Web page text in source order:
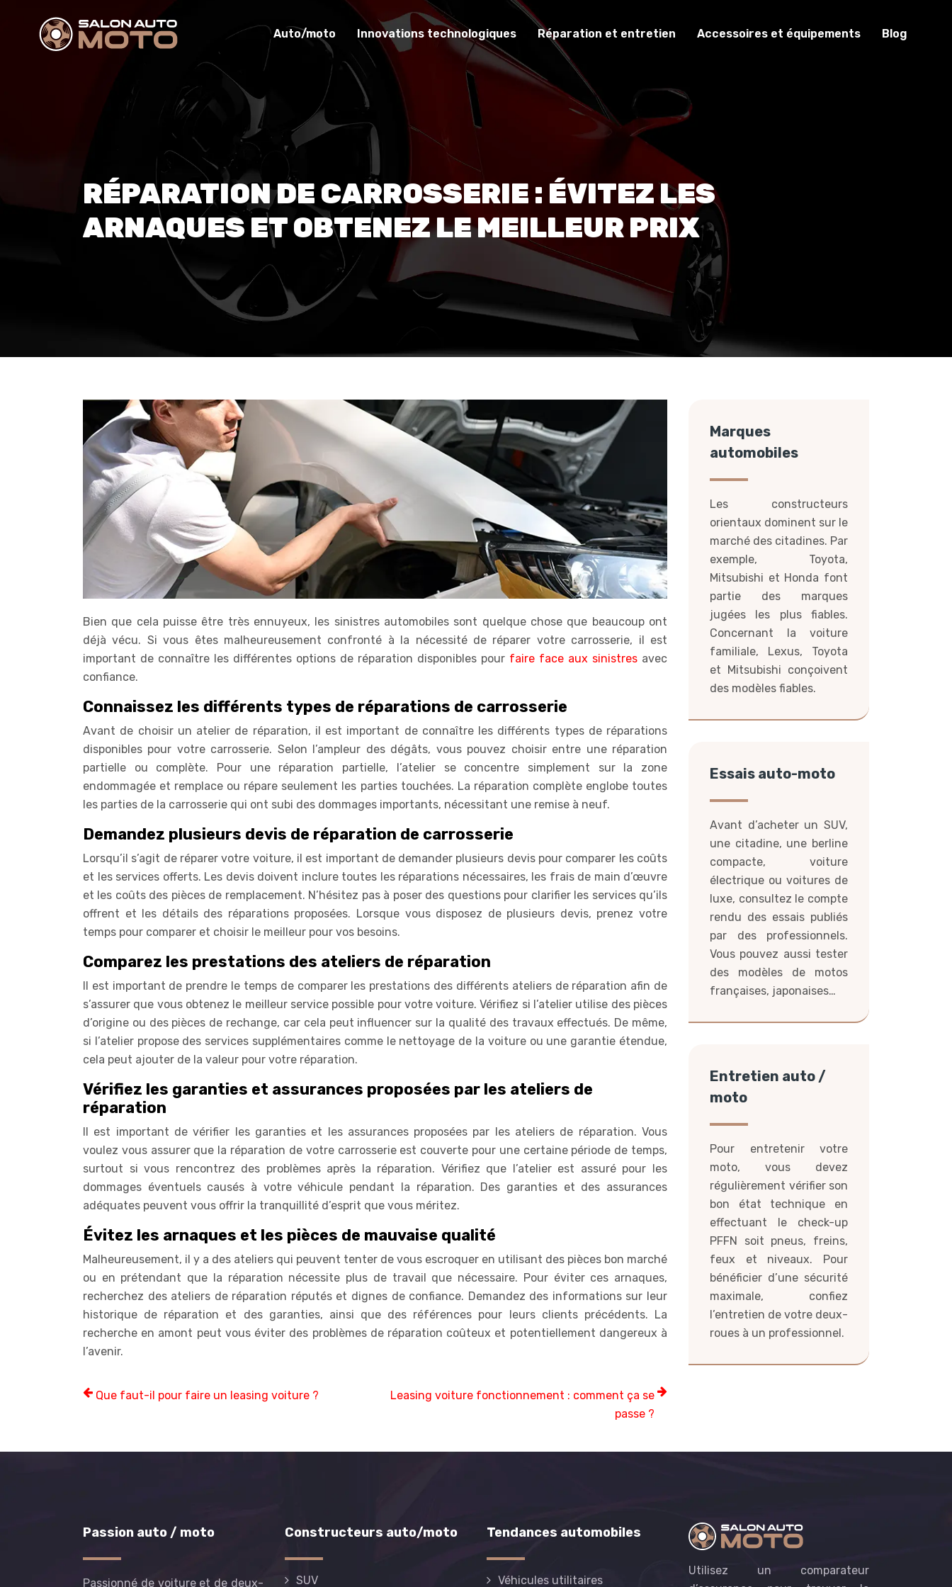
Auto/moto Innovations technologiques Réparation et entretien Accessoires et équipements Blog
RÉPARATION DE CARROSSERIE : ÉVITEZ LES
ARNAQUES ET OBTENEZ LE MEILLEUR PRIX
Bien que cela puisse être très ennuyeux, les sinistres automobiles sont quelque chose que beaucoup ont
déjà vécu. Si vous êtes malheureusement confronté à la nécessité de réparer votre carrosserie, il est
important de connaître les différentes options de réparation disponibles pour faire face aux sinistres avec
confiance.
Connaissez les différents types de réparations de carrosserie
Avant de choisir un atelier de réparation, il est important de connaître les différents types de réparations
disponibles pour votre carrosserie. Selon l’ampleur des dégâts, vous pouvez choisir entre une réparation
partielle ou complète. Pour une réparation partielle, l’atelier se concentre simplement sur la zone
endommagée et remplace ou répare seulement les parties touchées. La réparation complète englobe toutes
les parties de la carrosserie qui ont subi des dommages importants, nécessitant une remise à neuf.
Demandez plusieurs devis de réparation de carrosserie
Lorsqu’il s’agit de réparer votre voiture, il est important de demander plusieurs devis pour comparer les coûts
et les services offerts. Les devis doivent inclure toutes les réparations nécessaires, les frais de main d’œuvre
et les coûts des pièces de remplacement. N’hésitez pas à poser des questions pour clarifier les services qu’ils
offrent et les détails des réparations proposées. Lorsque vous disposez de plusieurs devis, prenez votre
temps pour comparer et choisir le meilleur pour vos besoins.
Comparez les prestations des ateliers de réparation
Il est important de prendre le temps de comparer les prestations des différents ateliers de réparation afin de
s’assurer que vous obtenez le meilleur service possible pour votre voiture. Vérifiez si l’atelier utilise des pièces
d’origine ou des pièces de rechange, car cela peut influencer sur la qualité des travaux effectués. De même,
si l’atelier propose des services supplémentaires comme le nettoyage de la voiture ou une garantie étendue,
cela peut ajouter de la valeur pour votre réparation.
Vérifiez les garanties et assurances proposées par les ateliers de
réparation
Il est important de vérifier les garanties et les assurances proposées par les ateliers de réparation. Vous
voulez vous assurer que la réparation de votre carrosserie est couverte pour une certaine période de temps,
surtout si vous rencontrez des problèmes après la réparation. Vérifiez que l’atelier est assuré pour les
dommages éventuels causés à votre véhicule pendant la réparation. Des garanties et des assurances
adéquates peuvent vous offrir la tranquillité d’esprit que vous méritez.
Évitez les arnaques et les pièces de mauvaise qualité
Malheureusement, il y a des ateliers qui peuvent tenter de vous escroquer en utilisant des pièces bon marché
ou en prétendant que la réparation nécessite plus de travail que nécessaire. Pour éviter ces arnaques,
recherchez des ateliers de réparation réputés et dignes de confiance. Demandez des informations sur leur
historique de réparation et des garanties, ainsi que des références pour leurs clients précédents. La
recherche en amont peut vous éviter des problèmes de réparation coûteux et potentiellement dangereux à
l’avenir.
Que faut-il pour faire un leasing voiture ?
Leasing voiture fonctionnement : comment ça se
passe ?
Marques
automobiles
Les constructeurs
orientaux dominent sur le
marché des citadines. Par
exemple, Toyota,
Mitsubishi et Honda font
partie des marques
jugées les plus fiables.
Concernant la voiture
familiale, Lexus, Toyota
et Mitsubishi conçoivent
des modèles fiables.
Essais auto-moto
Avant d’acheter un SUV,
une citadine, une berline
compacte, voiture
électrique ou voitures de
luxe, consultez le compte
rendu des essais publiés
par des professionnels.
Vous pouvez aussi tester
des modèles de motos
françaises, japonaises…
Entretien auto /
moto
Pour entretenir votre
moto, vous devez
régulièrement vérifier son
bon état technique en
effectuant le check-up
PFFN soit pneus, freins,
feux et niveaux. Pour
bénéficier d’une sécurité
maximale, confiez
l’entretien de votre deux-
roues à un professionnel.
Passion auto / moto
Passionné de voiture et de deux-
Constructeurs auto/moto
SUV
Tendances automobiles
Véhicules utilitaires
Utilisez un comparateur